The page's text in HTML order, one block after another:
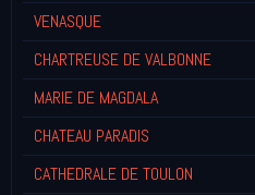
VENASQUE
CHARTREUSE DE VALBONNE
MARIE DE MAGDALA
CHATEAU PARADIS
CATHEDRALE DE TOULON